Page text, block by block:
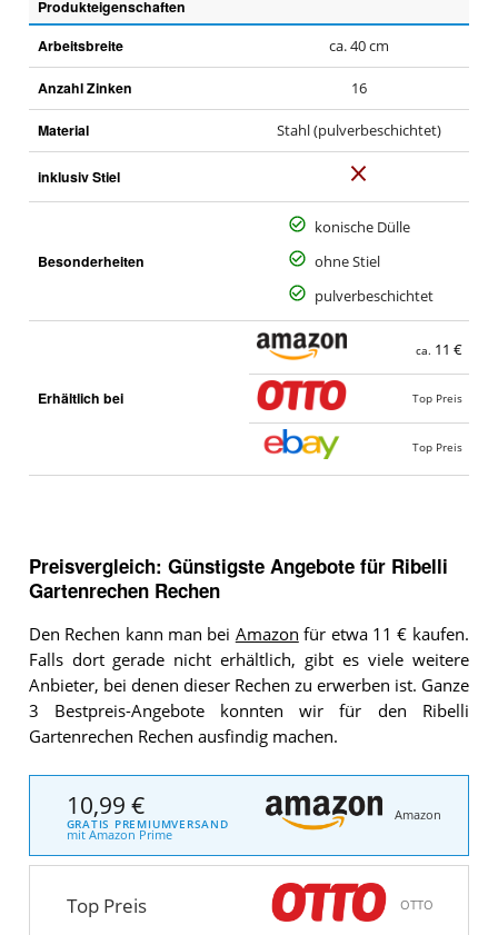
Produkteigenschaften
Arbeitsbreite
ca. 40 cm
Anzahl Zinken 16
Material Stahl (pulverbeschichtet)
inklusiv Stiel
e
i
Besonderheiten
konische Dülle
ohne Stiel
pulverbeschichtet
Erhältlich bei
ca. 11 €
Top Preis
Top Preis
Preisvergleich: Günstigste Angebote für Ribelli
Gartenrechen Rechen
Den Rechen kann man bei Amazon für etwa 11 € kaufen.
Falls dort gerade nicht erhältlich, gibt es viele weitere
Anbieter, bei denen dieser Rechen zu erwerben ist. Ganze
3 Bestpreis-Angebote konnten wir für den Ribelli
Gartenrechen Rechen ausfindig machen.
10,99 €
GRATIS PREMIUMVERSAND
mit Amazon Prime
Amazon
Top Preis OTTO